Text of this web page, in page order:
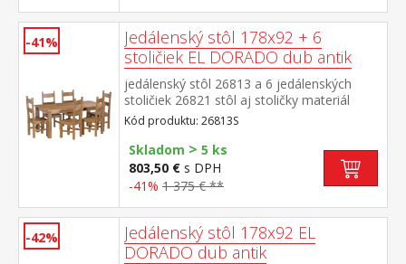
-41%
Jedálenský stôl 178x92 + 6
stoličiek EL DORADO dub antik
jedálenský stôl 26813 a 6 jedálenských
stoličiek 26821 stôl aj stoličky materiál
masív borovica, farebné prevedenie dub
antik lakované čírym lakom, vlis drevenej
štruktúry rozmer stola (š/h/v) 178 × 92 × 76
cm rozmer stoličky (š/h/v) 43 × 49 × 107
cm súčasť zostavy EL DORADO
Kód produktu: 26813S
Skladom > 5 ks
803,50 € s DPH
-41% 1 375 € **
-42%
Jedálenský stôl 178x92 EL
DORADO dub antik